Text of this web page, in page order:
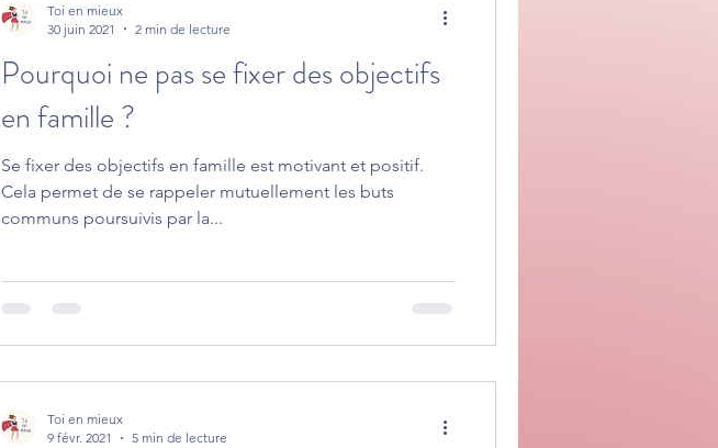
Pourquoi ne pas se fixer des objectifs
en famille ?
Se fixer des objectifs en famille est motivant et positif.
Cela permet de se rappeler mutuellement les buts
communs poursuivis par la...
Toi en mieux
30 juin 2021
2 min de lecture
Toi en mieux
9 févr. 2021
5 min de lecture